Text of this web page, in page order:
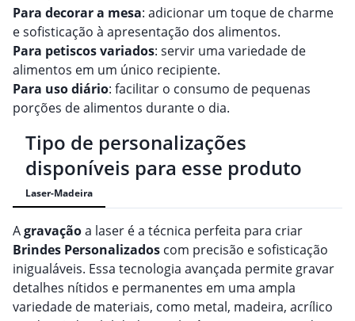
Para decorar a mesa: adicionar um toque de charme
e sofisticação à apresentação dos alimentos.
Para petiscos variados: servir uma variedade de
alimentos em um único recipiente.
Para uso diário: facilitar o consumo de pequenas
porções de alimentos durante o dia.
Tipo de personalizações
disponíveis para esse produto
Laser-Madeira
Agravaçãoa laser é a técnica perfeita para criar
Brindes Personalizados com precisão e sofisticação
inigualáveis. Essa tecnologia avançada permite gravar
detalhes nítidos e permanentes em uma ampla
variedade de materiais, como metal, madeira, acrílico